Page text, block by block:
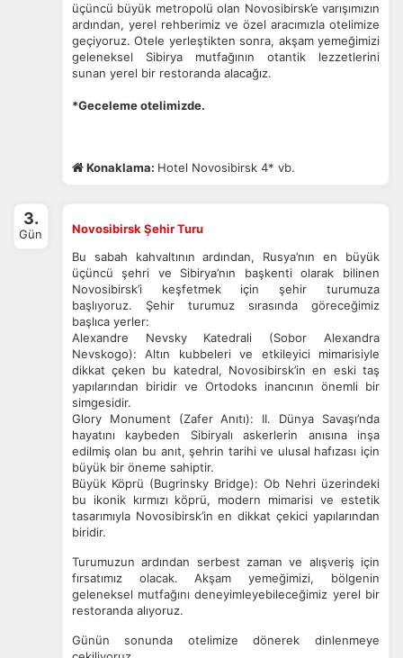
üçüncü büyük metropolü olan Novosibirsk’e varışımızın
ardından, yerel rehberimiz ve özel aracımızla otelimize
geçiyoruz.Otele yerleştikten sonra, akşam yemeğimizi
geleneksel Sibirya mutfağının otantik lezzetlerini
sunan yerel bir restoranda alacağız.
*Geceleme otelimizde.
Konaklama: Hotel Novosibirsk 4* vb.
3.
Gün
Novosibirsk Şehir Turu
Bu sabah kahvaltının ardından, Rusya’nın en büyük
üçüncü şehri ve Sibirya’nın başkenti olarak bilinen
Novosibirsk’i keşfetmek için şehir turumuza
başlıyoruz. Şehir turumuz sırasında göreceğimiz
başlıca yerler:
Alexandre Nevsky Katedrali (Sobor Alexandra
Nevskogo): Altın kubbeleri ve etkileyici mimarisiyle
dikkat çeken bu katedral, Novosibirsk’in en eski taş
yapılarından biridir ve Ortodoks inancının önemli bir
simgesidir.
Glory Monument (Zafer Anıtı): II. Dünya Savaşı’nda
hayatını kaybeden Sibiryalı askerlerin anısına inşa
edilmiş olan bu anıt, şehrin tarihi ve ulusal hafızası için
büyük bir öneme sahiptir.
Büyük Köprü (Bugrinsky Bridge): Ob Nehri üzerindeki
bu ikonik kırmızı köprü, modern mimarisi ve estetik
tasarımıyla Novosibirsk’in en dikkat çekici yapılarından
biridir.
Turumuzun ardından serbest zaman ve alışveriş için
fırsatımız olacak. Akşam yemeğimizi, bölgenin
geleneksel mutfağını deneyimleyebileceğimiz yerel bir
restoranda alıyoruz.
Günün sonunda otelimize dönerek dinlenmeye